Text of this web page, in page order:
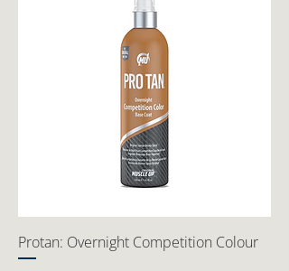
Protan: Overnight Competition Colour